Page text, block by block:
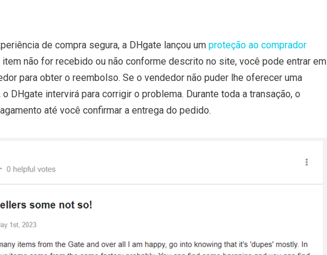
de compra segura, a DHgate lançou um proteção ao comprador
item não for recebido ou não conforme descrito no site, você pode entrar em
para obter o reembolso. Se o vendedor não puder lhe oferecer uma
DHgate intervirá para corrigir o problema. Durante toda a transação, o
até você confirmar a entrega do pedido.